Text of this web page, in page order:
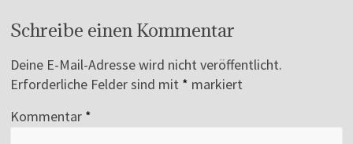
Schreibe einen Kommentar
Deine E-Mail-Adresse wird nicht veröffentlicht.
Erforderliche Felder sind mit * markiert
Kommentar *